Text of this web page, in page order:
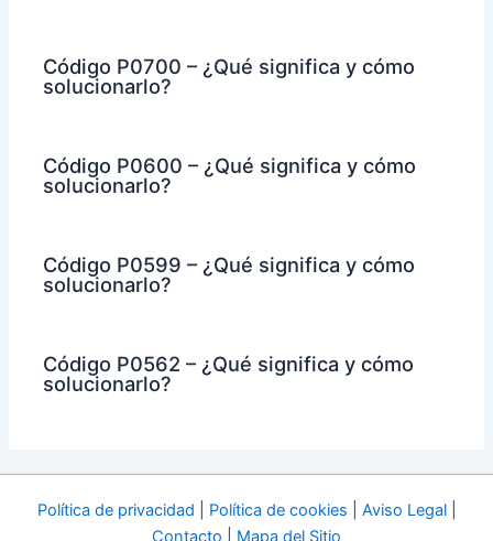
Código P0700 – ¿Qué significa y cómo
solucionarlo?
Código P0600 – ¿Qué significa y cómo
solucionarlo?
Código P0599 – ¿Qué significa y cómo
solucionarlo?
Código P0562 – ¿Qué significa y cómo
solucionarlo?
Política de privacidad Política de cookies Aviso Legal|
Contacto
Mapa del Sitio